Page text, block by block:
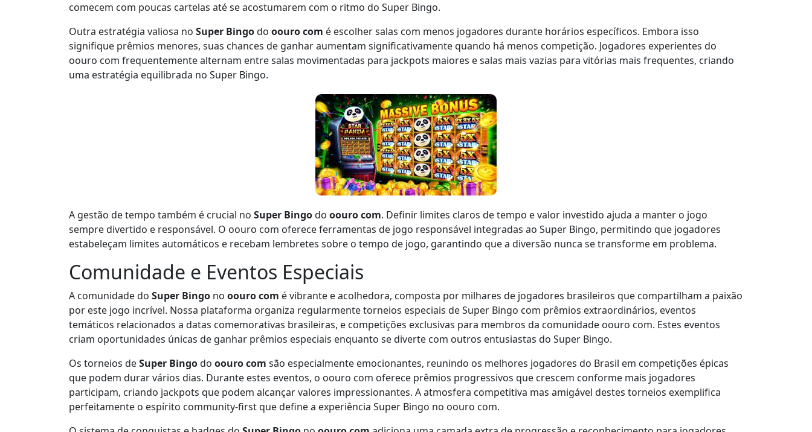
comecem com poucas cartelas até se acostumarem com o ritmo do Super Bingo.
Outra estratégia valiosa no Super Bingodo oouro com é escolher salas com menos jogadores durante horários específicos. Embora isso
signifique prêmios menores, suas chances de ganhar aumentam significativamente quando há menos competição. Jogadores experientes do
oouro com frequentemente alternam entre salas movimentadas para jackpots maiores e salas mais vazias para vitórias mais frequentes, criando
uma estratégia equilibrada no Super Bingo.
A gestão de tempo também é crucial no Super Bingodo oouro com. Definir limites claros de tempo e valor investido ajuda a manter o jogo
sempre divertido e responsável. O oouro com oferece ferramentas de jogo responsável integradas ao Super Bingo, permitindo que jogadores
estabeleçam limites automáticos e recebam lembretes sobre o tempo de jogo, garantindo que a diversão nunca se transforme em problema.
Comunidade e Eventos Especiais
A comunidade do Super Bingo no oouro com é vibrante e acolhedora, composta por milhares de jogadores brasileiros que compartilham a paixão
por este jogo incrível. Nossa plataforma organiza regularmente torneios especiais de Super Bingo com prêmios extraordinários, eventos
temáticos relacionados a datas comemorativas brasileiras, e competições exclusivas para membros da comunidade oouro com. Estes eventos
criam oportunidades únicas de ganhar prêmios especiais enquanto se diverte com outros entusiastas do Super Bingo.
Os torneios deSuper Bingodo oouro com são especialmente emocionantes, reunindo os melhores jogadores do Brasil em competições épicas
que podem durar vários dias. Durante estes eventos, o oouro com oferece prêmios progressivos que crescem conforme mais jogadores
participam, criando jackpots que podem alcançar valores impressionantes. A atmosfera competitiva mas amigável destes torneios exemplifica
perfeitamente o espírito community-first que define a experiência Super Bingo no oouro com.